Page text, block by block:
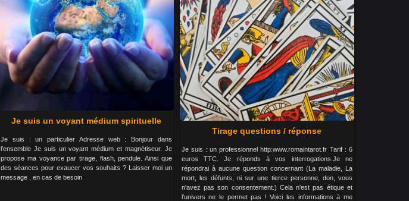
Je suis un voyant médium spirituelle
Je suis : un particulier Adresse web : Bonjour dans
l'ensemble Je suis un voyant médium et magnétiseur. Je
propose ma voyance par tirage, flash, pendule. Ainsi que
des séances pour exaucer vos souhaits ? Laisser moi un
message , en cas de besoin
Tirage questions / réponse
Je suis : un professionnel http:www.romaintarot.fr Tarif : 6
euros TTC. Je réponds à vos interrogations.Je ne
répondrai à aucune question concernant (La maladie, La
mort, les défunts, ni sur une tierce personne, don, vous
n'avez pas son consentement.) Cela n'est pas étique et
l'univers ne le permet pas ! Voici les informations à me